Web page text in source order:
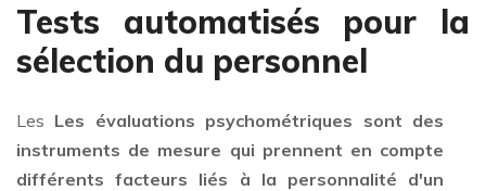
Tests automatisés pour la
sélection du personnel
Les Les évaluations psychométriques sont des
instruments de mesure qui prennent en compte
différents facteurs liés à la personnalité d'un